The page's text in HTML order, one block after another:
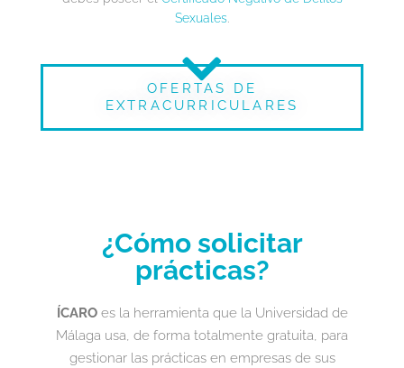
Sexuales
OFERTAS DE
EXTRACURRICULARES
¿Cómo solicitar
prácticas?
ÍCAROes la herramienta que la Universidad de
Málaga usa, de forma totalmente gratuita, para
gestionar las prácticas en empresas de sus